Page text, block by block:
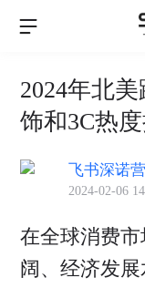
2024年北
饰和3C热
飞书深诺
2024-02-06
在全球消费
阔、经济发